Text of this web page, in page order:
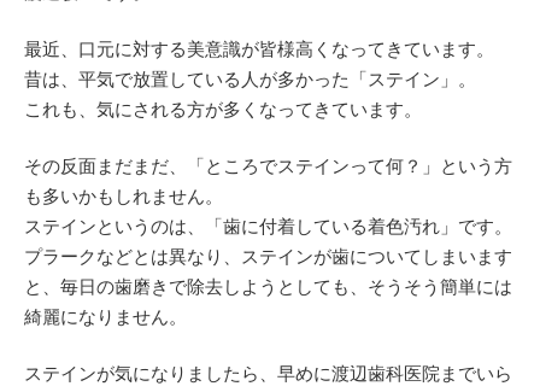
最近、口元に対する美意識が皆様高くなってきています。
昔は、平気で放置している人が多かった「ステイン」。
これも、気にされる方が多くなってきています。
その反面まだまだ、「ところでステインって何？」という方
も多いかもしれません。
ステインというのは、「歯に付着している着色汚れ」です。
プラークなどとは異なり、ステインが歯についてしまいます
と、毎日の歯磨きで除去しようとしても、そうそう簡単には
綺麗になりません。
ステインが気になりましたら、早めに渡辺歯科医院までいら